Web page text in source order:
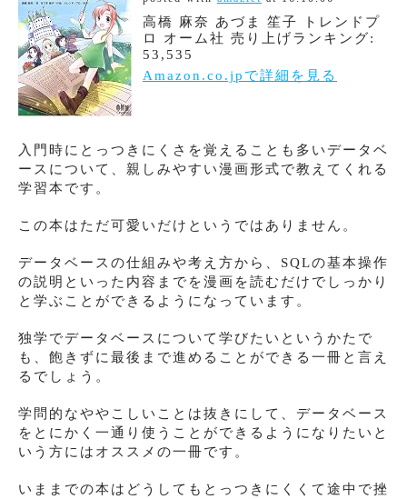
高橋 麻奈 あづま 笙子 トレンドプ
ロ オーム社 売り上げランキング:
53,535
Amazon.co.jpで詳細を見る
入門時にとっつきにくさを覚えることも多いデータベ
ースについて、親しみやすい漫画形式で教えてくれる
学習本です。
この本はただ可愛いだけというではありません。
データベースの仕組みや考え方から、SQLの基本操作
の説明といった内容までを漫画を読むだけでしっかり
と学ぶことができるようになっています。
独学でデータベースについて学びたいというかたで
も、飽きずに最後まで進めることができる一冊と言え
るでしょう。
学問的なややこしいことは抜きにして、データベース
をとにかく一通り使うことができるようになりたいと
いう方にはオススメの一冊です。
いままでの本はどうしてもとっつきにくくて途中で挫